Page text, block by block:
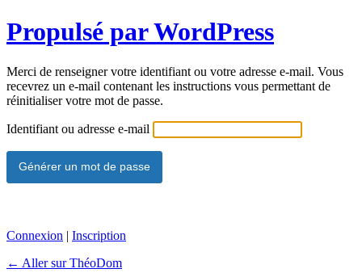
Propulsé par WordPress
Merci de renseigner votre identifiant ou votre adresse e-mail. Vous
recevrez un e-mail contenant les instructions vous permettant de
réinitialiser votre mot de passe.
Identifiant ou adresse e-mail
Connexion | Inscription
← Aller sur ThéoDom